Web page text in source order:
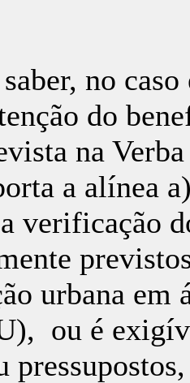
no
do
na
a alínea
verificação
urbana em
ou é